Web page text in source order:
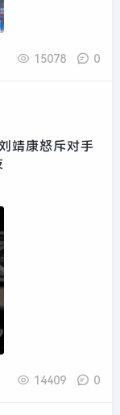
15078 0
靖康怒斥对手
14409 0